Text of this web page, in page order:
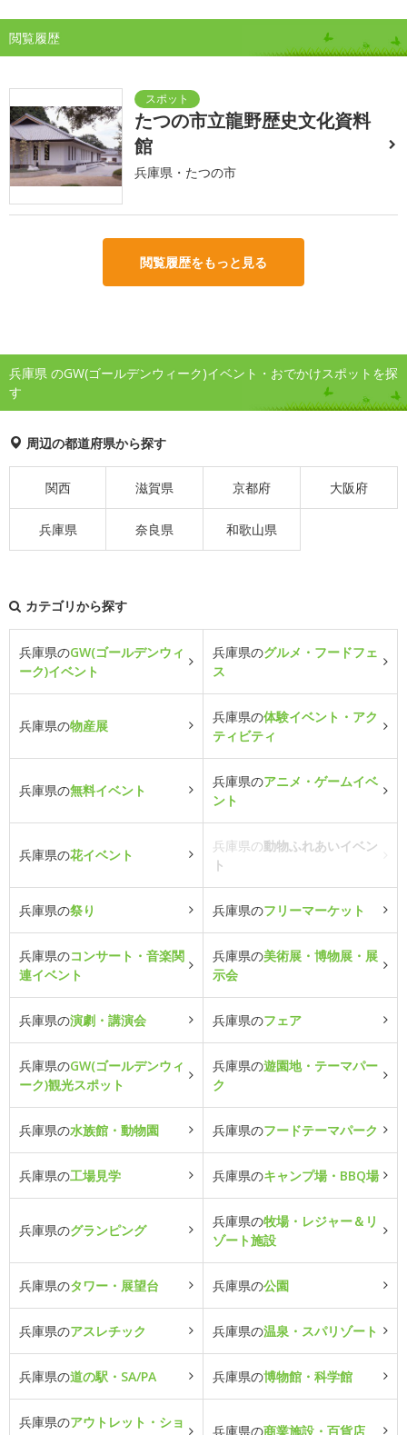
閲覧履歴
たつの市立龍野歴史文化資料
館
兵庫県・たつの市
閲覧履歴をもっと見る
兵庫県 のGW(ゴールデンウィーク)イベント・おでかけスポットを探
す
周辺の都道府県から探す
関西 滋賀県 京都府 大阪府
兵庫県 奈良県 和歌山県
カテゴリから探す
兵庫県のGW(ゴールデンウィ
ーク)イベント
兵庫県のグルメ・フードフェ
ス
兵庫県の物産展
兵庫県の体験イベント・アク
ティビティ
兵庫県の無料イベント
兵庫県のアニメ・ゲームイベ
ント
兵庫県の花イベント
兵庫県の動物ふれあいイベン
ト
兵庫県の祭り 兵庫県のフリーマーケット
兵庫県のコンサート・音楽関
連イベント
兵庫県の美術展・博物展・展
示会
兵庫県の演劇・講演会 兵庫県のフェア
兵庫県のGW(ゴールデンウィ
ーク)観光スポット
兵庫県の遊園地・テーマパー
ク
兵庫県の水族館・動物園 兵庫県のフードテーマパーク
兵庫県の工場見学 兵庫県のキャンプ場・BBQ場
兵庫県のグランピング
兵庫県の牧場・レジャー＆リ
ゾート施設
兵庫県のタワー・展望台 兵庫県の公園
兵庫県のアスレチック 兵庫県の温泉・スパリゾート
兵庫県の道の駅・SA/PA 兵庫県の博物館・科学館
兵庫県のアウトレット・ショ
兵庫県の商業施設・百貨店